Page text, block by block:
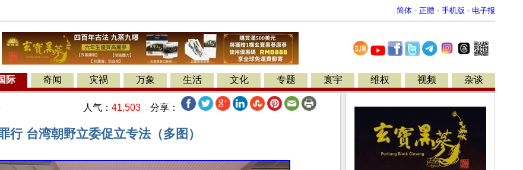
简体 - 正體 - 手机版 - 电子报
际 奇闻 灾祸 万象 生活 文化 专题 寰宇 维权 视频 杂谈
人气： 41,503 分享：
行 台湾朝野立委促立专法（多图）